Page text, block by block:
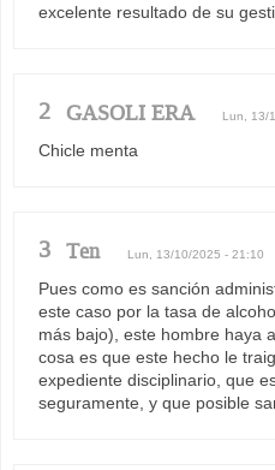
excelente resultado de su
2 GASOLI ERA Lun, 13/
Chicle menta
3 Ten Lun, 13/10/2025 - 21:10
Pues como es sanción
este caso por la tasa de
más bajo), este hombre haya
cosa es que este hecho le
expediente disciplinario, que
seguramente, y que posible